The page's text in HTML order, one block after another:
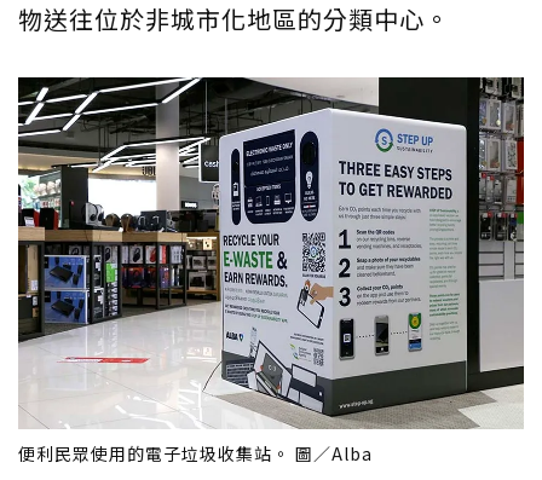
物送往位於非城市化地區的分類中心。
便利民眾使用的電子垃圾收集站。 圖／Alba